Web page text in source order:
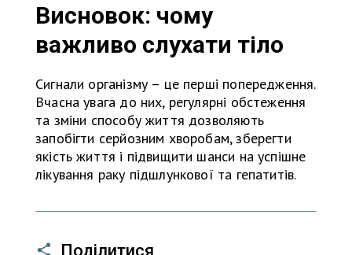
Висновок: чому
важливо слухати тіло
Сигнали організму – це перші попередження.
Вчасна увага до них, регулярні обстеження
та зміни способу життя дозволяють
запобігти серйозним хворобам, зберегти
якість життя і підвищити шанси на успішне
лікування раку підшлункової та гепатитів.
Поділитися